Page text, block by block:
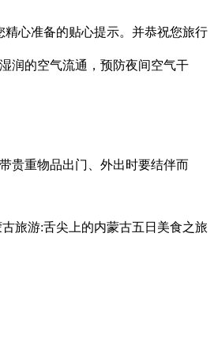
心准备的贴心提示。并恭祝您旅行
润的空气流通，预防夜间空气干
贵重物品出门、外出时要结伴而
古旅游:舌尖上的内蒙古五日美食之旅